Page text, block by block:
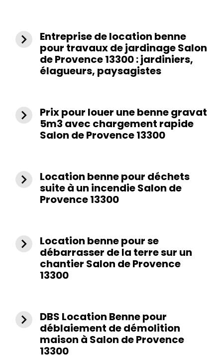
navigate_next Entreprise de location benne
pour travaux de jardinage Salon
de Provence 13300 : jardiniers,
élagueurs, paysagistes
navigate_next Prix pour louer une benne gravat
5m3 avec chargement rapide
Salon de Provence 13300
navigate_next Location benne pour déchets
suite à un incendie Salon de
Provence 13300
navigate_next Location benne pour se
débarrasser de la terre sur un
chantier Salon de Provence
13300
navigate_next DBS Location Benne pour
déblaiement de démolition
maison à Salon de Provence
13300